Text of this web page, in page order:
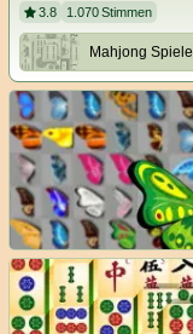
3.8 1.070Stimmen
Mahjong Spiele